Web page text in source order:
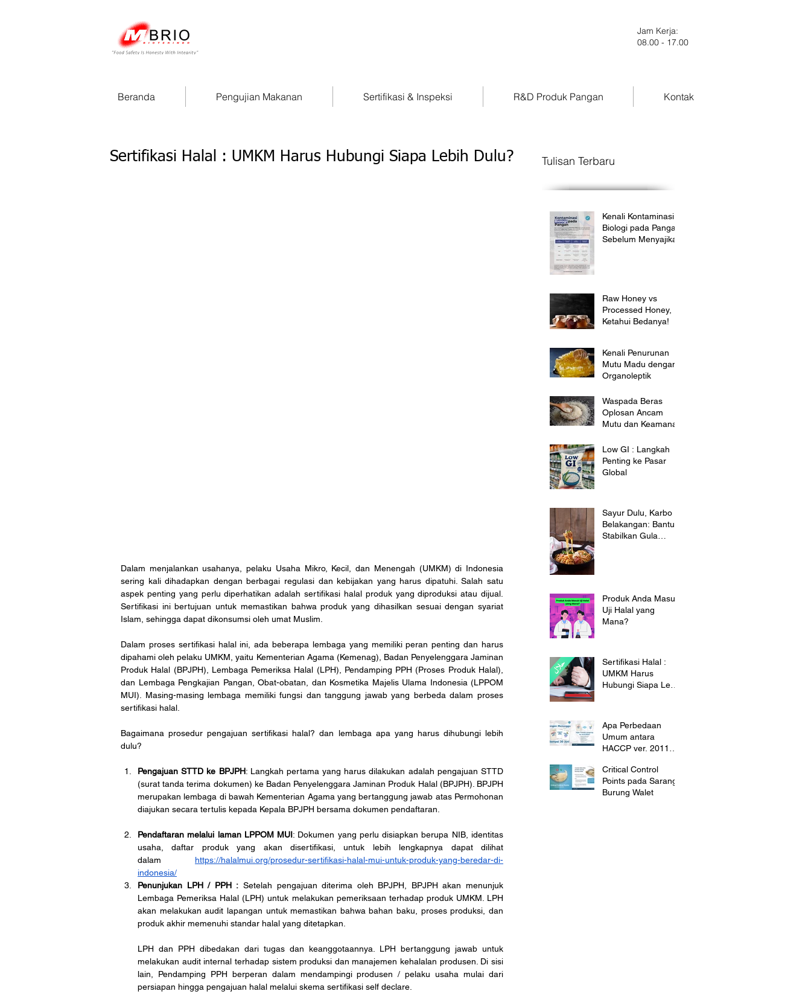
Jam Kerja:
08.00 - 17.00
Beranda Pengujian Makanan Sertifikasi & Inspeksi R&D Produk Pangan Kontak
Sertifikasi Halal : UMKM Harus Hubungi Siapa Lebih Dulu?
Dalam menjalankan usahanya, pelaku Usaha Mikro, Kecil, dan Menengah (UMKM) di Indonesia
sering kali dihadapkan dengan berbagai regulasi dan kebijakan yang harus dipatuhi. Salah satu
aspek penting yang perlu diperhatikan adalah sertifikasi halal produk yang diproduksi atau dijual.
Sertifikasi ini bertujuan untuk memastikan bahwa produk yang dihasilkan sesuai dengan syariat
Islam, sehingga dapat dikonsumsi oleh umat Muslim.
Dalam proses sertifikasi halal ini, ada beberapa lembaga yang memiliki peran penting dan harus
dipahami oleh pelaku UMKM, yaitu Kementerian Agama (Kemenag), Badan Penyelenggara Jaminan
Produk Halal (BPJPH), Lembaga Pemeriksa Halal (LPH), Pendamping PPH (Proses Produk Halal),
dan Lembaga Pengkajian Pangan, Obat-obatan, dan Kosmetika Majelis Ulama Indonesia (LPPOM
MUI). Masing-masing lembaga memiliki fungsi dan tanggung jawab yang berbeda dalam proses
sertifikasi halal.
Bagaimana prosedur pengajuan sertifikasi halal? dan lembaga apa yang harus dihubungi lebih
dulu?
Pengajuan STTD ke BPJPH: Langkah pertama yang harus dilakukan adalah pengajuan STTD
(surat tanda terima dokumen) ke Badan Penyelenggara Jaminan Produk Halal (BPJPH). BPJPH
merupakan lembaga di bawah Kementerian Agama yang bertanggung jawab atas Permohonan
diajukan secara tertulis kepada Kepala BPJPH bersama dokumen pendaftaran.
Pendaftaran melalui laman LPPOM MUI: Dokumen yang perlu disiapkan berupa NIB, identitas
usaha, daftar produk yang akan disertifikasi, untuk lebih lengkapnya dapat dilihat
dalam
https://halalmui.org/prosedur-sertifikasi-halal-mui-untuk-produk-yang-beredar-di-
indonesia/
Penunjukan LPH / PPH : Setelah pengajuan diterima oleh BPJPH, BPJPH akan menunjuk
Lembaga Pemeriksa Halal (LPH) untuk melakukan pemeriksaan terhadap produk UMKM. LPH
akan melakukan audit lapangan untuk memastikan bahwa bahan baku, proses produksi, dan
produk akhir memenuhi standar halal yang ditetapkan.
LPH dan PPH dibedakan dari tugas dan keanggotaannya. LPH bertanggung jawab untuk
melakukan audit internal terhadap sistem produksi dan manajemen kehalalan produsen. Di sisi
lain, Pendamping PPH berperan dalam mendampingi produsen / pelaku usaha mulai dari
persiapan hingga pengajuan halal melalui skema sertifikasi self declare.
Tulisan Terbaru
Kenali Kontaminasi
Biologi pada Pangan
Sebelum Menyajikan
Raw Honey vs
Processed Honey,
Ketahui Bedanya!
Kenali Penurunan
Mutu Madu dengan
Organoleptik
Waspada Beras
Oplosan Ancam
Mutu dan Keamanan
Low GI : Langkah
Penting ke Pasar
Global
Sayur Dulu, Karbo
Belakangan: Bantu
Stabilkan Gula
Produk Anda Masuk
Uji Halal yang
Mana?
Sertifikasi Halal :
UMKM Harus
Hubungi Siapa Lebih
Apa Perbedaan
Umum antara
HACCP ver. 2011
Critical Control
Points pada Sarang
Burung Walet